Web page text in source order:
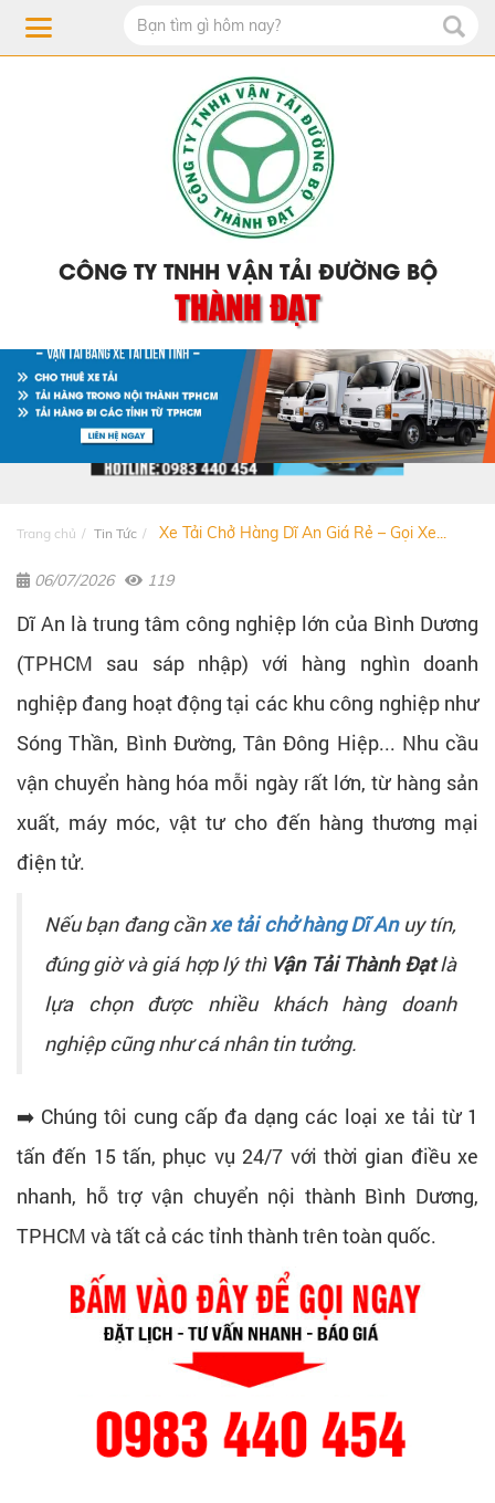
CÔNG TY TNHH VẬN TẢI ĐƯỜNG BỘ
THÀNH ĐẠT
Trang chủ Tin Tức Xe Tải Chở Hàng Dĩ An Giá Rẻ – Gọi Xe...
06/07/2026 119
Dĩ An là trung tâm công nghiệp lớn của Bình Dương
(TPHCM sau sáp nhập) với hàng nghìn doanh
nghiệp đang hoạt động tại các khu công nghiệp như
Sóng Thần, Bình Đường, Tân Đông Hiệp... Nhu cầu
vận chuyển hàng hóa mỗi ngày rất lớn, từ hàng sản
xuất, máy móc, vật tư cho đến hàng thương mại
điện tử.
Nếu bạn đang cầnxe tải chở hàng Dĩ Anuy tín,
đúng giờ và giá hợp lý thì Vận Tải Thành Đạtlà
lựa chọn được nhiều khách hàng doanh
nghiệp cũng như cá nhân tin tưởng.
➡️ Chúng tôi cung cấp đa dạng các loại xe tải từ 1
tấn đến 15 tấn, phục vụ 24/7 với thời gian điều xe
nhanh, hỗ trợ vận chuyển nội thành Bình Dương,
TPHCM và tất cả các tỉnh thành trên toàn quốc.